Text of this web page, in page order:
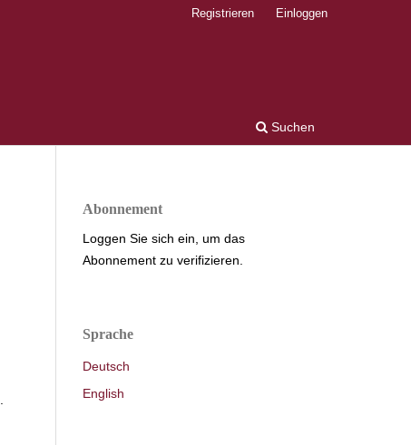
Suchen
Registrieren Einloggen
Abonnement
Loggen Sie sich ein, um das
Abonnement zu verifizieren.
Sprache
Deutsch
English